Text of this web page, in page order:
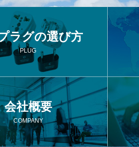
ラグの選び方
PLUG
会社概要
COMPANY